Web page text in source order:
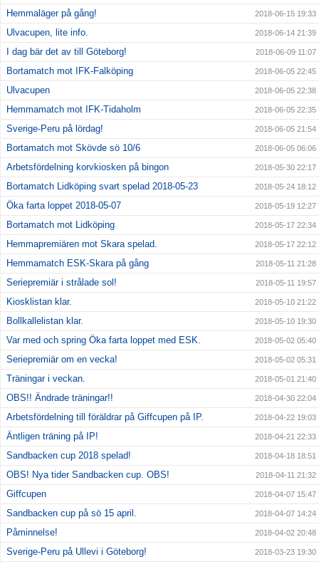
Hemmaläger på gång! 2018-06-15 19:33
Ulvacupen, lite info. 2018-06-14 21:39
I dag bär det av till Göteborg! 2018-06-09 11:07
Bortamatch mot IFK-Falköping 2018-06-05 22:45
Ulvacupen 2018-06-05 22:38
Hemmamatch mot IFK-Tidaholm 2018-06-05 22:35
Sverige-Peru på lördag! 2018-06-05 21:54
Bortamatch mot Skövde sö 10/6 2018-06-05 06:06
Arbetsfördelning korvkiosken på bingon 2018-05-30 22:17
Bortamatch Lidköping svart spelad 2018-05-23 2018-05-24 18:12
Öka farta loppet 2018-05-07 2018-05-19 12:27
Bortamatch mot Lidköping 2018-05-17 22:34
Hemmapremiären mot Skara spelad. 2018-05-17 22:12
Hemmamatch ESK-Skara på gång 2018-05-11 21:28
Seriepremiär i strålade sol! 2018-05-11 19:57
Kiosklistan klar. 2018-05-10 21:22
Bollkallelistan klar. 2018-05-10 19:30
Var med och spring Öka farta loppet med ESK. 2018-05-02 05:40
Seriepremiär om en vecka! 2018-05-02 05:31
Träningar i veckan. 2018-05-01 21:40
OBS!! Ändrade träningar!! 2018-04-30 22:04
Arbetsfördelning till föräldrar på Giffcupen på IP. 2018-04-22 19:03
Äntligen träning på IP! 2018-04-21 22:33
Sandbacken cup 2018 spelad! 2018-04-18 18:51
OBS! Nya tider Sandbacken cup. OBS! 2018-04-11 21:32
Giffcupen 2018-04-07 15:47
Sandbacken cup på sö 15 april. 2018-04-07 14:24
Påminnelse! 2018-04-02 20:48
Sverige-Peru på Ullevi i Göteborg! 2018-03-23 19:30